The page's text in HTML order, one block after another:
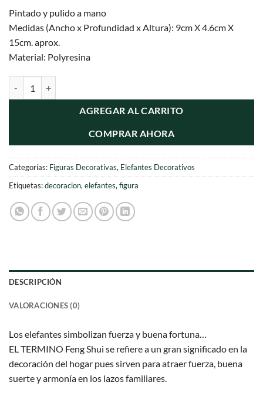
Pintado y pulido a mano
Medidas (Ancho x Profundidad x Altura): 9cm X 4.6cm X
15cm. aprox.
Material: Polyresina
AGREGAR AL CARRITO
COMPRAR AHORA
Categorías: Figuras Decorativas, Elefantes Decorativos
Etiquetas:decoracion,elefantes,figura
DESCRIPCIÓN
VALORACIONES (0)
Los elefantes simbolizan fuerza y buena fortuna…
EL TERMINO Feng Shui se refiere a un gran significado en la
decoración del hogar pues sirven para atraer fuerza, buena
suerte y armonía en los lazos familiares.